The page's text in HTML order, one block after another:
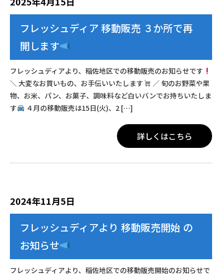
フレッシュディア 移動販売 ３か所で再
開します
フレッシュディアより、稲佐地区での移動販売のお知らせです
＼ 大変なお買いもの、お手伝いいたします
／ 旬のお野菜や果
物、お米、パン、お菓子、調味料など白いバンでお持ちいたしま
す
４月の移動販売は15日(火)、2 […]
詳しくはこちら
2024年11月5日
フレッシュディアより 移動販売開始 の
お知らせ
フレッシュディアより、稲佐地区での移動販売開始のお知らせで